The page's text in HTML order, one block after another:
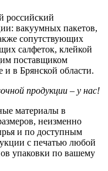
российский
вакуумных пакетов,
сопутствующих
салфеток, клейкой
поставщиком
и в Брянской области.
продукции – у нас!
материалы в
неизменно
и по доступным
с печатью любой
упаковки по вашему